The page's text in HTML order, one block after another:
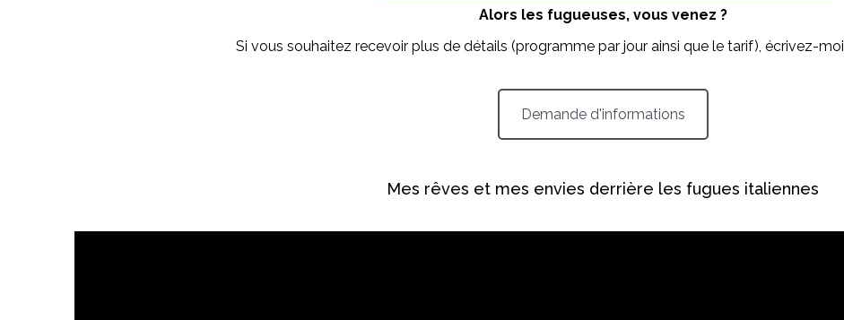
Alors les fugueuses, vous venez ?
Si vous souhaitez recevoir plus de détails (programme par jour ainsi que le tarif), écrivez-moi
Demande d'informations
Mes rêves et mes envies derrière les fugues italiennes